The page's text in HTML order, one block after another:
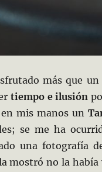
más que
tiempo e ilusión
mis manos un
se me ha
una fotografía
mostró no la